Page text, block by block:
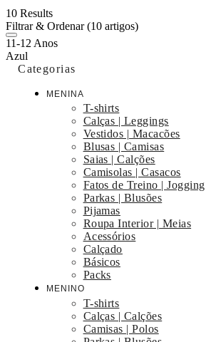
10 Results
Filtrar & Ordenar(10 artigos)
11-12 Anos
Azul
Categorias
MENINA
T-shirts
Calças | Leggings
Vestidos | Macacões
Blusas | Camisas
Saias | Calções
Camisolas | Casacos
Fatos de Treino | Jogging
Parkas | Blusões
Pijamas
Roupa Interior | Meias
Acessórios
Calçado
Básicos
Packs
MENINO
T-shirts
Calças | Calções
Camisas | Polos